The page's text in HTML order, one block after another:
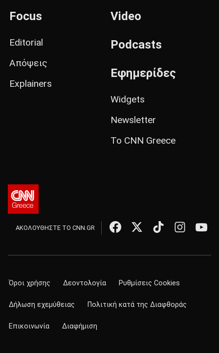
Focus
Editorial
Απόψεις
Explainers
Video
Podcasts
Εφημερίδες
Widgets
Newsletter
Το CNN Greece
ΑΚΟΛΟΥΘΗΣΤΕ ΤΟ CNN.GR
Όροι χρήσης Δεοντολογία Ρυθμίσεις Cookies
Δήλωση εχεμύθειας Πολιτική κατά της Διαφθοράς
Επικοινωνία Διαφήμιση